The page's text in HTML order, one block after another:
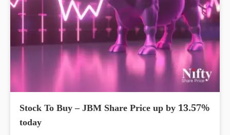
Stock To Buy – JBM Share Price up by 13.57%
today